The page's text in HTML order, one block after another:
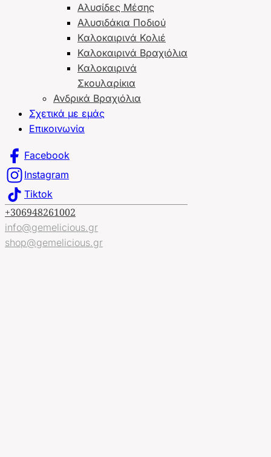
Αλυσίδες Μέσης
Αλυσιδάκια Ποδιού
Καλοκαιρινά Κολιέ
Καλοκαιρινά Βραχιόλια
Καλοκαιρινά
Σκουλαρίκια
Ανδρικά Βραχιόλια
Σχετικά με εμάς
Επικοινωνία
Facebook
Instagram
Tiktok
+306948261002
info@gemelicious.gr
shop@gemelicious.gr